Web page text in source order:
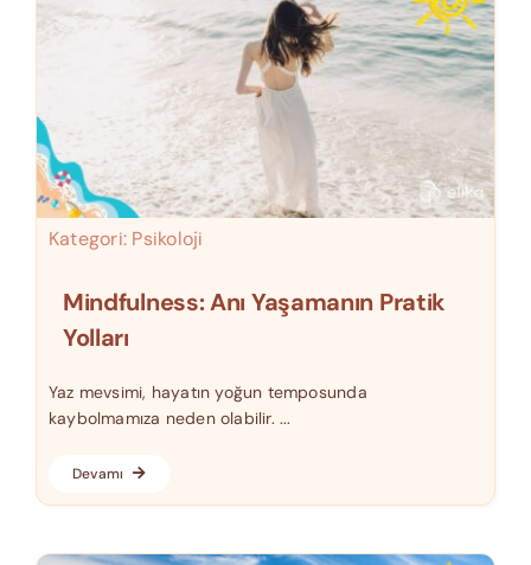
Kategori: Psikoloji
Mindfulness: Anı Yaşamanın Pratik
Yolları
Yaz mevsimi, hayatın yoğun temposunda
kaybolmamıza neden olabilir. ...
Devamı